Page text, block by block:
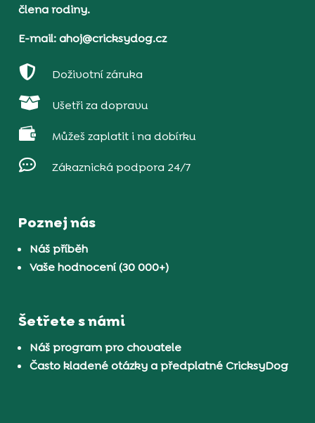
člena rodiny.
E-mail: ahoj@cricksydog.cz
 Doživotní záruka
 Ušetři za dopravu
 Můžeš zaplatit i na dobírku
 Zákaznická podpora 24/7
Poznej nás
Náš příběh
Vaše hodnocení (30 000+)
Šetřete s námi
Náš program pro chovatele
Často kladené otázky a předplatné CricksyDog